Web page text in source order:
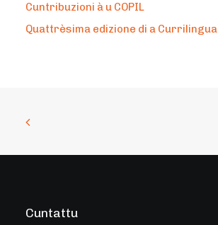
Cuntribuzioni à u COPIL
Quattrèsima edizione di a Currilingua
Cuntattu